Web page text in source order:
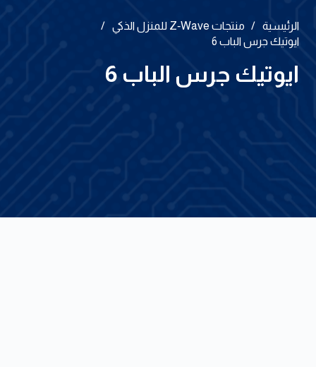
الرئيسية / منتجات Z‑Wave للمنزل الذكي
/
ايوتيك جرس الباب 6
ايوتيك جرس الباب 6